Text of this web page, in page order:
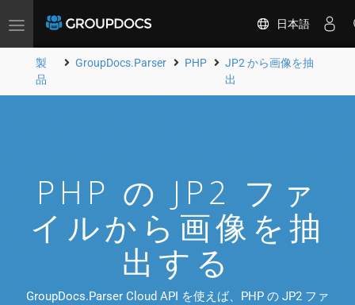
Toggle
日本語
製
品
GroupDocs.Parser PHP
JP2 から画像を抽
出
PHP の JP2 ファ
イルから画像を抽
出する
GroupDocs.Parser Cloud API を使えば、PHP の JP2 ファ